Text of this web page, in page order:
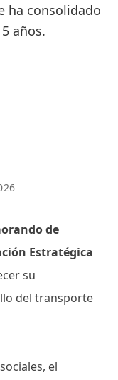
ha consolidado
años.
de
Estratégica
su
del transporte
el